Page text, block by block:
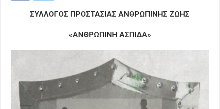
ΣΥΛΛΟΓΟΣ ΠΡΟΣΤΑΣΙΑΣ ΑΝΘΡΩΠΙΝΗΣ ΖΩΗΣ
«AΝΘΡΩΠΙΝΗ ΑΣΠΙΔΑ»